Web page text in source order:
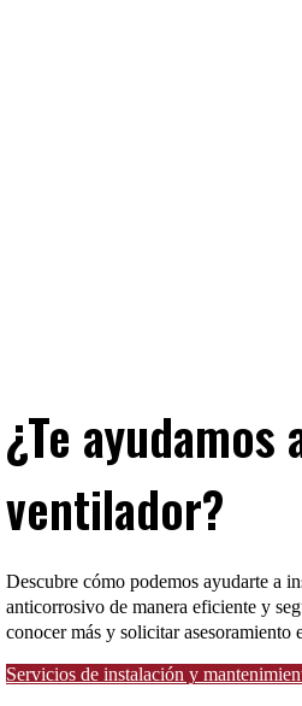
¿Te
ventilador?
Descubre cómo podemos ayudarte a
anticorrosivo de manera eficiente y
conocer más y solicitar asesoramiento
Servicios de instalación y